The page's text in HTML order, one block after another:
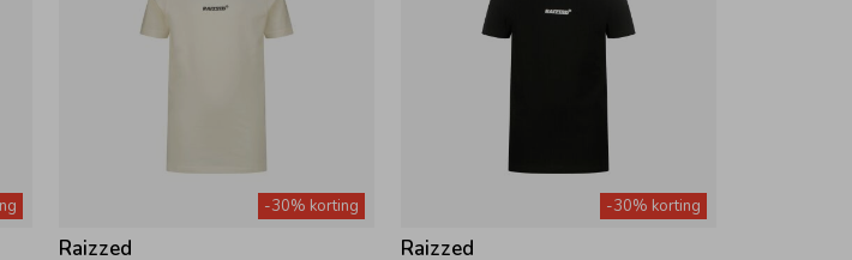
-30% korting
Raizzed
-30% korting
Raizzed